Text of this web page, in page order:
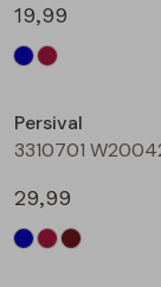
19,99
Persival
29,99